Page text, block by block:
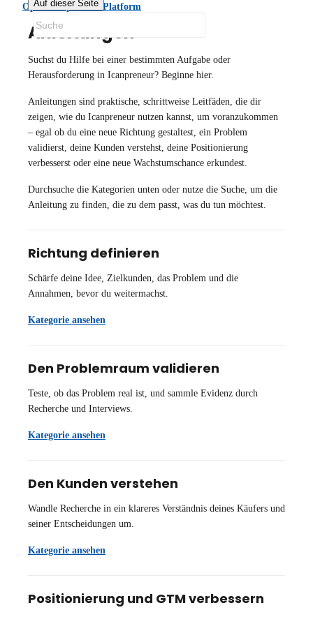
Open Icanpreneur Platform
Auf dieser Seite
Anleitungen
Suchst du Hilfe bei einer bestimmten Aufgabe oder
Herausforderung in Icanpreneur? Beginne hier.
Anleitungen sind praktische, schrittweise Leitfäden, die dir
zeigen, wie du Icanpreneur nutzen kannst, um voranzukommen
– egal ob du eine neue Richtung gestaltest, ein Problem
validierst, deine Kunden verstehst, deine Positionierung
verbesserst oder eine neue Wachstumschance erkundest.
Durchsuche die Kategorien unten oder nutze die Suche, um die
Anleitung zu finden, die zu dem passt, was du tun möchtest.
Richtung definieren
Schärfe deine Idee, Zielkunden, das Problem und die
Annahmen, bevor du weitermachst.
Kategorie ansehen
Den Problemraum validieren
Teste, ob das Problem real ist, und sammle Evidenz durch
Recherche und Interviews.
Kategorie ansehen
Den Kunden verstehen
Wandle Recherche in ein klareres Verständnis deines Käufers und
seiner Entscheidungen um.
Kategorie ansehen
Positionierung und GTM verbessern